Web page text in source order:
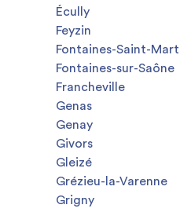
Écully
Feyzin
Fontaines-Saint-
Fontaines-sur-Saône
Francheville
Genas
Genay
Givors
Gleizé
Grézieu-la-Varenne
Grigny